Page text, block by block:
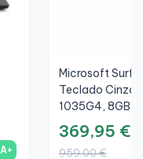
A+
Microsoft
Teclado Cinza/
1035G4, 8GB,
369,95 €
959,00 €